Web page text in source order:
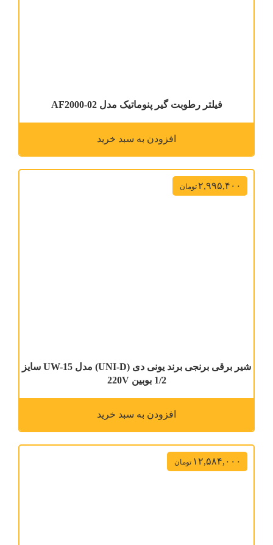
فیلتر رطوبت گیر پنوماتیک مدل AF2000-02
افزودن به سبد خرید
شیر برقی برنجی برند یونی دی (UNI-D) مدل UW-15 سایز
1/2 بوبین 220V
۲,۹۹۵,۴۰۰تومان
افزودن به سبد خرید
۱۲,۵۸۴,۰۰۰ تومان